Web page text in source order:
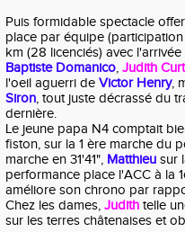
Puis formidable spectacle
place par équipe
km (28 licenciés) avec
Baptiste Domanico, Judith
l'oeil aguerri de Victor Henry,
Siron, tout juste décrassé du
dernière.
Le jeune papa N4 comptait
fiston, sur la 1 ère marche du
marche en 31'41", Matthieu sur
performance place l'ACC à la
améliore son chrono par
Chez les dames, Judith telle
sur les terres châtenaises et